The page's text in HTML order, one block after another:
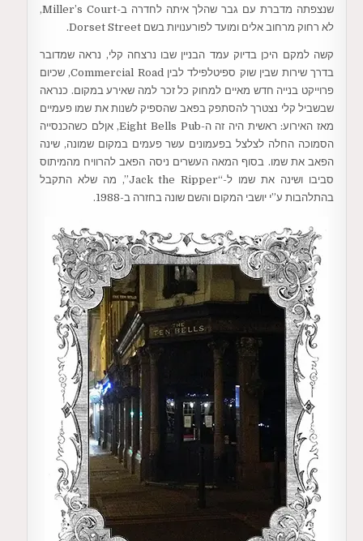
שנצפתה מדברת עם גבר שהלך איתה לחדרה ב-Miller’s Court,
לא רחוק מרחוב אלים ומועד לפורענויות בשם Dorset Street.
קשה למקם היכן בדיוק עמד הבניין שבו נרצחה קלי, נראה שמדובר
בדרך שירות שבין שוק ספיטלפילד לבין Commercial Road, שכיום
פרוייקט בנייה חדש מאיים למחוק כל זכר למה שאירע במקום. כנראה
שבשביל קלי נצטרך להסתפק בפאב שהספיק לשנות את שמו פעמיים
מאז האירוע: ראשית היה זה ה-Eight Bells Pub, אןלם כשהכנסייה
הסמוכה החלה לצלצל בפעמונים עשר פעמים במקום שמונה, שינה
הפאב את שמו. בסוף המאה העשרים ניסה הפאב להרוויח מהמיתוס
סביבו ושינה את שמו ל-“Jack the Ripper”, מה שלא התקבל
בהתלהבות ע”י יושבי המקום והשם שונה בחזרה ב-1988.